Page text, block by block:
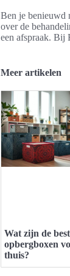
Ben je benieuwd
over de
een afspraak. Bij
Meer artikelen
Wat zijn de
opbergboxen
thuis?